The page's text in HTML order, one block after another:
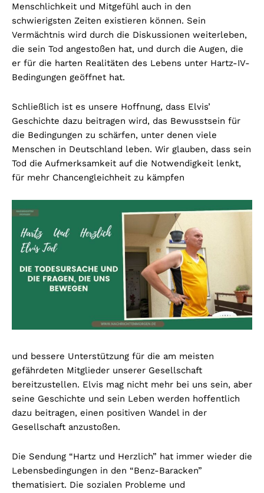
Menschlichkeit und Mitgefühl auch in den
schwierigsten Zeiten existieren können. Sein
Vermächtnis wird durch die Diskussionen weiterleben,
die sein Tod angestoßen hat, und durch die Augen, die
er für die harten Realitäten des Lebens unter Hartz-IV-
Bedingungen geöffnet hat.
Schließlich ist es unsere Hoffnung, dass Elvis’
Geschichte dazu beitragen wird, das Bewusstsein für
die Bedingungen zu schärfen, unter denen viele
Menschen in Deutschland leben. Wir glauben, dass sein
Tod die Aufmerksamkeit auf die Notwendigkeit lenkt,
für mehr Chancengleichheit zu kämpfen
und bessere Unterstützung für die am meisten
gefährdeten Mitglieder unserer Gesellschaft
bereitzustellen. Elvis mag nicht mehr bei uns sein, aber
seine Geschichte und sein Leben werden hoffentlich
dazu beitragen, einen positiven Wandel in der
Gesellschaft anzustoßen.
Die Sendung “Hartz und Herzlich” hat immer wieder die
Lebensbedingungen in den “Benz-Baracken”
thematisiert. Die sozialen Probleme und